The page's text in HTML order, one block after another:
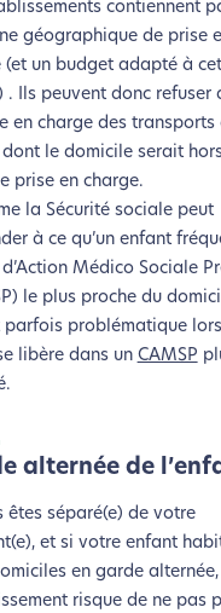
développé ce site Internet
démarche forte
contiennent
géographique de prise
(et un budget adapté à
. Ils peuvent donc refuser
en charge des transports
le domicile serait
prise en charge.
la Sécurité sociale peut
à ce qu’un enfant
Médico Sociale
le plus proche du
parfois problématique
libère dans un CAMSP
alternée de
êtes séparé(e) de votre
et si votre enfant
en garde alternée,
risque de ne pas